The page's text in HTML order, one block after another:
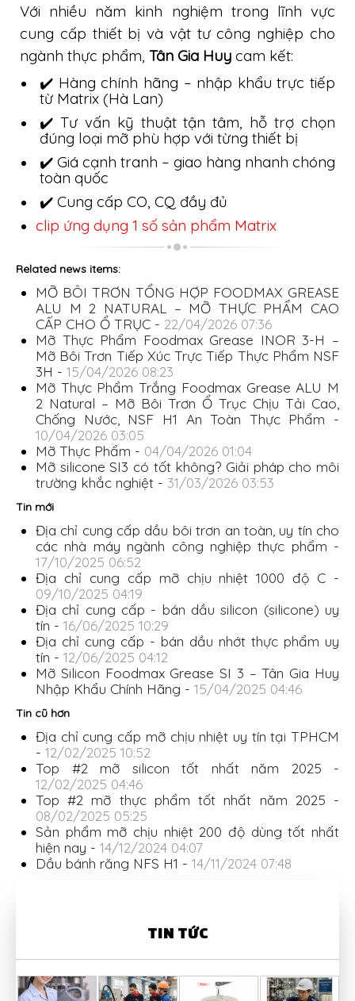
Với nhiều năm kinh nghiệm trong lĩnh vực
cung cấp thiết bị và vật tư công nghiệp cho
ngành thực phẩm, Tân Gia Huy cam kết:
✔️ Hàng chính hãng – nhập khẩu trực tiếp
từ Matrix (Hà Lan)
✔️ Tư vấn kỹ thuật tận tâm, hỗ trợ chọn
đúng loại mỡ phù hợp với từng thiết bị
✔️ Giá cạnh tranh – giao hàng nhanh chóng
toàn quốc
✔️ Cung cấp CO, CQ đầy đủ
clip ứng dụng 1 số sản phẩm Matrix
Related news items:
MỠ BÔI TRƠN TỔNG HỢP FOODMAX GREASE
ALU M 2 NATURAL – MỠ THỰC PHẨM CAO
CẤP CHO Ổ TRỤC - 22/04/2026 07:36
Mỡ Thực Phẩm Foodmax Grease INOR 3-H –
Mỡ Bôi Trơn Tiếp Xúc Trực Tiếp Thực Phẩm NSF
3H - 15/04/2026 08:23
Mỡ Thực Phẩm Trắng Foodmax Grease ALU M
2 Natural – Mỡ Bôi Trơn Ổ Trục Chịu Tải Cao,
Chống Nước, NSF H1 An Toàn Thực Phẩm -
10/04/2026 03:05
Mỡ Thực Phẩm - 04/04/2026 01:04
Mỡ silicone SI3 có tốt không? Giải pháp cho môi
trường khắc nghiệt - 31/03/2026 03:53
Tin mới
Địa chỉ cung cấp dầu bôi trơn an toàn, uy tín cho
các nhà máy ngành công nghiệp thực phẩm -
17/10/2025 06:52
Địa chỉ cung cấp mỡ chịu nhiệt 1000 độ C -
09/10/2025 04:19
Địa chỉ cung cấp - bán dầu silicon (silicone) uy
tín - 16/06/2025 10:29
Địa chỉ cung cấp - bán dầu nhớt thực phẩm uy
tín - 12/06/2025 04:12
Mỡ Silicon Foodmax Grease SI 3 – Tân Gia Huy
Nhập Khẩu Chính Hãng - 15/04/2025 04:46
Tin cũ hơn
Địa chỉ cung cấp mỡ chịu nhiệt uy tín tại TPHCM
- 12/02/2025 10:52
Top #2 mỡ silicon tốt nhất năm 2025 -
12/02/2025 04:46
Top #2 mỡ thực phẩm tốt nhất năm 2025 -
08/02/2025 05:25
Sản phẩm mỡ chịu nhiệt 200 độ dùng tốt nhất
hiện nay - 14/12/2024 04:07
Dầu bánh răng NFS H1 - 14/11/2024 07:48
TIN TỨC